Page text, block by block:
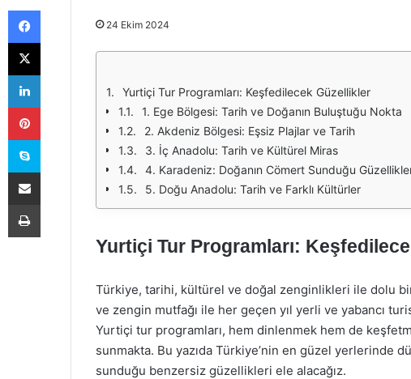
24 Ekim 2024
Yurtiçi Tur Programları: Keşfedilecek Güzellikler
1. Ege Bölgesi: Tarih ve Doğanın Buluştuğu Nokta
2. Akdeniz Bölgesi: Eşsiz Plajlar ve Tarih
3. İç Anadolu: Tarih ve Kültürel Miras
4. Karadeniz: Doğanın Cömert Sunduğu
5. Doğu Anadolu: Tarih ve Farklı Kültürler
Yurtiçi Tur Programları:
Türkiye, tarihi, kültürel ve doğal zenginlikleri ile dolu
ve zengin mutfağı ile her geçen yıl yerli ve yabancı
Yurtiçi tur programları, hem dinlenmek hem de
sunmakta. Bu yazıda Türkiye’nin en güzel yerlerinde
sunduğu benzersiz güzellikleri ele alacağız.
Facebook
X
LinkedIn
Pinterest
Skype
E-Posta ile paylaş